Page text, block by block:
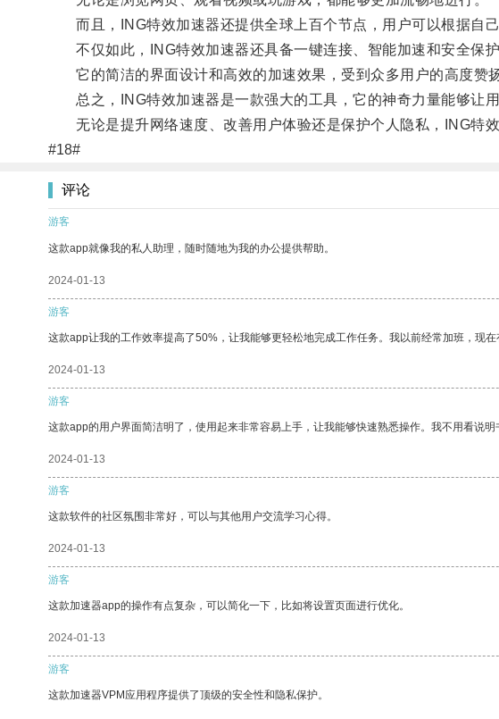
而且，ING特效加速器还提供全球上百个节点，用户可以根据自己
不仅如此，ING特效加速器还具备一键连接、智能加速和安全保护
它的简洁的界面设计和高效的加速效果，受到众多用户的高度赞扬
总之，ING特效加速器是一款强大的工具，它的神奇力量能够让用
无论是提升网络速度、改善用户体验还是保护个人隐私，ING特效
#18#
评论
游客
这款app就像我的私人助理，随时随地为我的办公提供帮助。
2024-01-13
游客
这款app让我的工作效率提高了50%，让我能够更轻松地完成工作任务。我以前经常加班，现
2024-01-13
游客
这款app的用户界面简洁明了，使用起来非常容易上手，让我能够快速熟悉操作。我不用看说明
2024-01-13
游客
这款软件的社区氛围非常好，可以与其他用户交流学习心得。
2024-01-13
游客
这款加速器app的操作有点复杂，可以简化一下，比如将设置页面进行优化。
2024-01-13
游客
这款加速器VPM应用程序提供了顶级的安全性和隐私保护。